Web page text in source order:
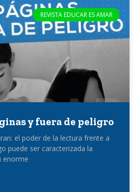
REVISTA EDUCAR ES AMAR
y fuera de peligro
el poder de la lectura frente a
puede ser caracterizada la
enorme